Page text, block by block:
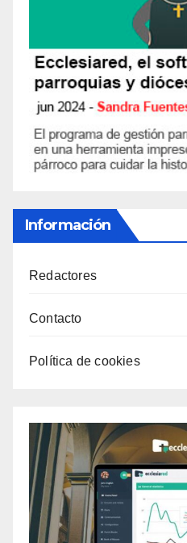
Información
Redactores
Contacto
Política de cookies